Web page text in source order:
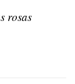
rosas